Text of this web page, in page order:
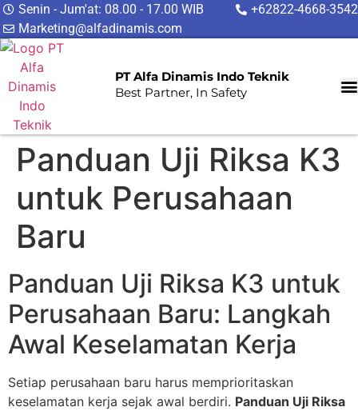
Senin - Jum'at: 08.00 - 17.00 WIB
+62822-4668-3542
Marketing@alfadinamis.com
PT Alfa Dinamis Indo Teknik
Best Partner, In Safety
Panduan Uji Riksa K3
untuk Perusahaan
Baru
Panduan Uji Riksa K3 untuk
Perusahaan Baru: Langkah
Awal Keselamatan Kerja
Setiap perusahaan baru harus memprioritaskan
keselamatan kerja sejak awal berdiri. Panduan Uji Riksa